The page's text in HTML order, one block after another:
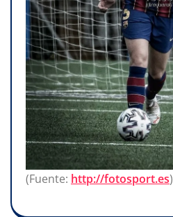
(Fuente: http://fotosport.es)